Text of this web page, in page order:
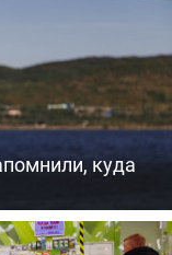
куда